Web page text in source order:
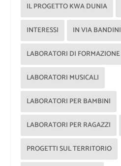
IL PROGETTO KWA DUNIA
INTERESSI IN VIA BANDINI
LABORATORI DI FORMAZIONE
LABORATORI MUSICALI
LABORATORI PER BAMBINI
LABORATORI PER RAGAZZI
PROGETTI SUL TERRITORIO